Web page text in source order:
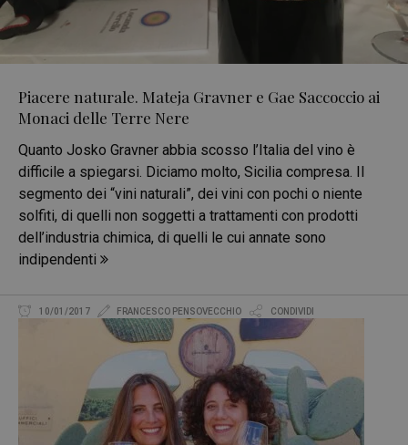
Piacere naturale. Mateja Gravner e Gae Saccoccio ai
Monaci delle Terre Nere
Quanto Josko Gravner abbia scosso l’Italia del vino è
difficile a spiegarsi. Diciamo molto, Sicilia compresa. Il
segmento dei “vini naturali”, dei vini con pochi o niente
solfiti, di quelli non soggetti a trattamenti con prodotti
dell’industria chimica, di quelli le cui annate sono
indipendenti
10/01/2017 FRANCESCO PENSOVECCHIO CONDIVIDI